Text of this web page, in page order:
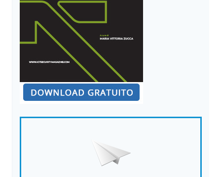
MINACCE
INFORMATICHE
IN
ITALIA